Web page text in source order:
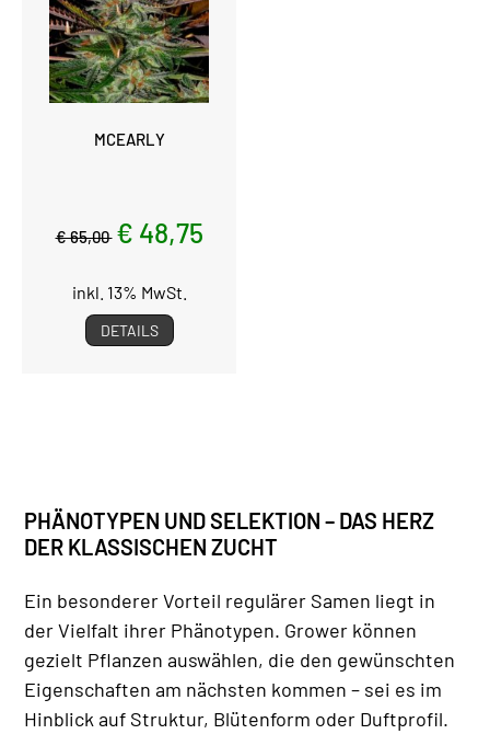
MCEARLY
€ 65,00 € 48,75
inkl. 13% MwSt.
DETAILS
PHÄNOTYPEN UND SELEKTION – DAS HERZ
DER KLASSISCHEN ZUCHT
Ein besonderer Vorteil regulärer Samen liegt in
der Vielfalt ihrer Phänotypen. Grower können
gezielt Pflanzen auswählen, die den gewünschten
Eigenschaften am nächsten kommen – sei es im
Hinblick auf Struktur, Blütenform oder Duftprofil.